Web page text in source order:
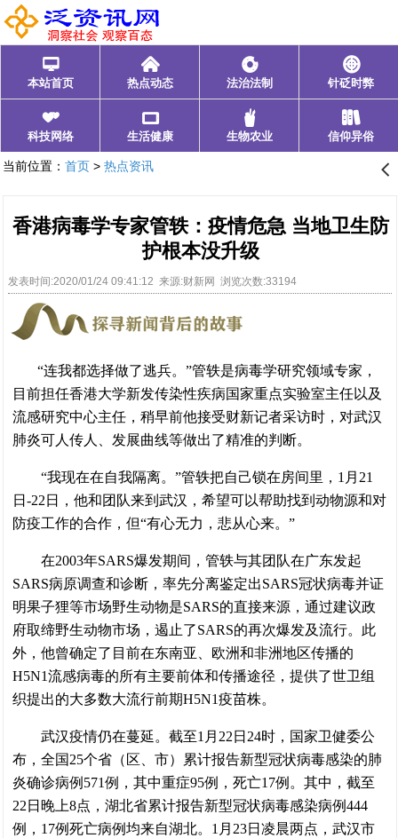
󰂑
本站首页
󰄫
热点动态
󰁍
法治法制
󰃓
针砭时弊
󰁩
科技网络
󰁰
生活健康
󰂺
生物农业
󰃊
信仰异俗
当前位置： 首页> 热点资讯 󰊒
香港病毒学专家管轶：疫情危急 当地卫生防
护根本没升级
发表时间:2020/01/24 09:41:12 来源:财新网 浏览次数:33194
“连我都选择做了逃兵。”管轶是病毒学研究领域专家，
目前担任香港大学新发传染性疾病国家重点实验室主任以及
流感研究中心主任，稍早前他接受财新记者采访时，对武汉
肺炎可人传人、发展曲线等做出了精准的判断。
“我现在在自我隔离。”管轶把自己锁在房间里，1月21
日-22日，他和团队来到武汉，希望可以帮助找到动物源和对
防疫工作的合作，但“有心无力，悲从心来。”
在2003年SARS爆发期间，管轶与其团队在广东发起
SARS病原调查和诊断，率先分离鉴定出SARS冠状病毒并证
明果子狸等市场野生动物是SARS的直接来源，通过建议政
府取缔野生动物市场，遏止了SARS的再次爆发及流行。此
外，他曾确定了目前在东南亚、欧洲和非洲地区传播的
H5N1流感病毒的所有主要前体和传播途径，提供了世卫组
织提出的大多数大流行前期H5N1疫苗株。
武汉疫情仍在蔓延。截至1月22日24时，国家卫健委公
布，全国25个省（区、市）累计报告新型冠状病毒感染的肺
炎确诊病例571例，其中重症95例，死亡17例。其中，截至
22日晚上8点，湖北省累计报告新型冠状病毒感染病例444
例，17例死亡病例均来自湖北。1月23日凌晨两点，武汉市